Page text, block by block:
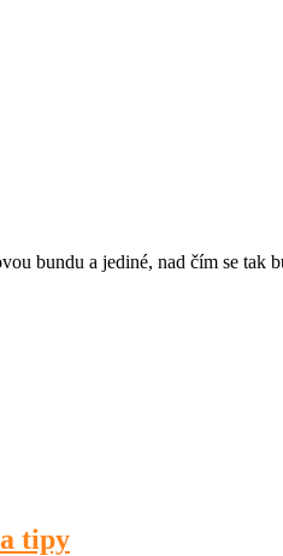
bundu a jediné, nad čím se tak
tipy